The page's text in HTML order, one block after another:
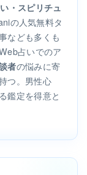
・スピリチュ
の人気無料タ
なども多くも
占いでのア
者の悩みに寄
つ。男性心
鑑定を得意と